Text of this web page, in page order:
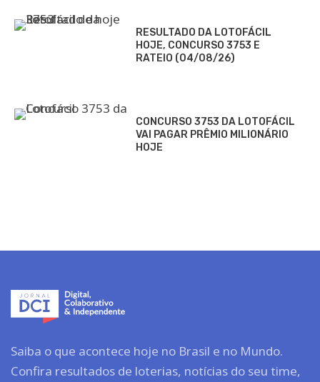
RESULTADO DA LOTOFÁCIL
HOJE, CONCURSO 3753 E
RATEIO (04/08/26)
CONCURSO 3753 DA LOTOFÁCIL
VAI PAGAR PRÊMIO MILIONÁRIO
HOJE
Saiba o que acontece hoje no Brasil e no Mundo.
Confira resultados de loterias, notícias do seu time,